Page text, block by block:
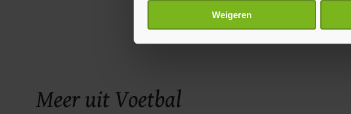
Lees meer over hoe uw persoonlijke
toestemming op elk moment wijzigen of
Weigeren
Meer uit Voetbal